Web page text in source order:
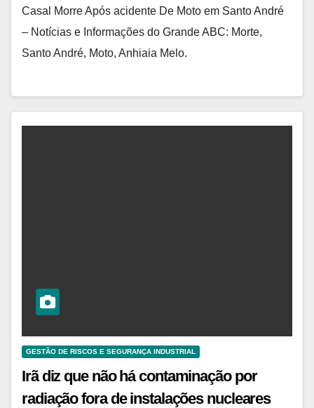
Casal Morre Após acidente De Moto em Santo André
– Notícias e Informações do Grande ABC: Morte,
Santo André, Moto, Anhiaia Melo.
GESTÃO DE RISCOS E SEGURANÇA INDUSTRIAL
Irã diz que não há contaminação por
radiação fora de instalações nucleares